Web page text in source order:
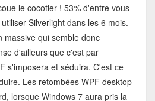
le cocotier ! 53% d'entre vous
Silverlight dans les 6 mois.
massive qui semble donc
d'ailleurs que c'est par
s'imposera et séduira. C'est ce
Les retombées WPF desktop
lorsque Windows 7 aura pris la